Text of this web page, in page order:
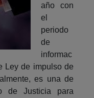
año con
el
periodo
de
informac
Ley de impulso de
es una de
de Justicia para